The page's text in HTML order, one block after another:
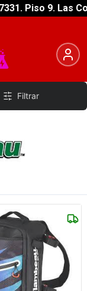
Piso 9. Las
Filtrar